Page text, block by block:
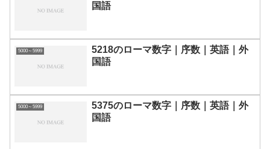
国語
5000～5999
5218のローマ数字｜序数｜英語｜外
国語
5000～5999
5375のローマ数字｜序数｜英語｜外
国語